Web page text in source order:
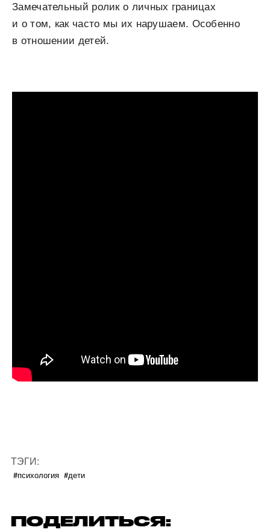
Замечательный ролик о личных границах
и о том, как часто мы их нарушаем. Особенно
в отношении детей.
ТЭГИ:
#психология #дети
ПОДЕЛИТЬСЯ: